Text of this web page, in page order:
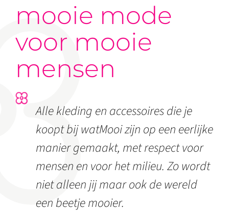
mooie mode
voor mooie
mensen
Alle kleding en accessoires die je
koopt bij watMooi zijn op een eerlijke
manier gemaakt, met respect voor
mensen en voor het milieu. Zo wordt
niet alleen jij maar ook de wereld
een beetje mooier.